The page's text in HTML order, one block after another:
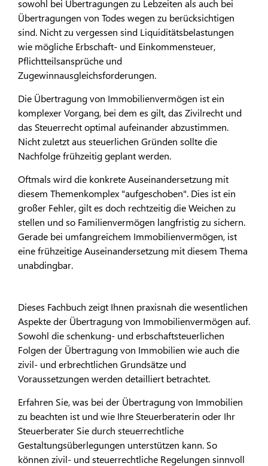
sowohl bei Übertragungen zu Lebzeiten als auch bei
Übertragungen von Todes wegen zu berücksichtigen
sind. Nicht zu vergessen sind Liquiditätsbelastungen
wie mögliche Erbschaft- und Einkommensteuer,
Pflichtteilsansprüche und
Zugewinnausgleichsforderungen.
Die Übertragung von Immobilienvermögen ist ein
komplexer Vorgang, bei dem es gilt, das Zivilrecht und
das Steuerrecht optimal aufeinander abzustimmen.
Nicht zuletzt aus steuerlichen Gründen sollte die
Nachfolge frühzeitig geplant werden.
Oftmals wird die konkrete Auseinandersetzung mit
diesem Themenkomplex "aufgeschoben". Dies ist ein
großer Fehler, gilt es doch rechtzeitig die Weichen zu
stellen und so Familienvermögen langfristig zu sichern.
Gerade bei umfangreichem Immobilienvermögen, ist
eine frühzeitige Auseinandersetzung mit diesem Thema
unabdingbar.
Dieses Fachbuch zeigt Ihnen praxisnah die wesentlichen
Aspekte der Übertragung von Immobilienvermögen auf.
Sowohl die schenkung- und erbschaftsteuerlichen
Folgen der Übertragung von Immobilien wie auch die
zivil- und erbrechtlichen Grundsätze und
Voraussetzungen werden detailliert betrachtet.
Erfahren Sie, was bei der Übertragung von Immobilien
zu beachten ist und wie Ihre Steuerberaterin oder Ihr
Steuerberater Sie durch steuerrechtliche
Gestaltungsüberlegungen unterstützen kann. So
können zivil- und steuerrechtliche Regelungen sinnvoll